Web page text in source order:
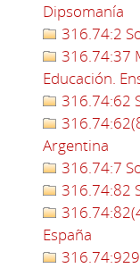
Dipsomanía
316.74:2
316.74:37
Educación.
316.74:62
Argentina
316.74:7
316.74:82
España